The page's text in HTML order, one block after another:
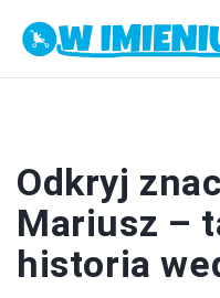
Odkryj
Mariusz –
historia